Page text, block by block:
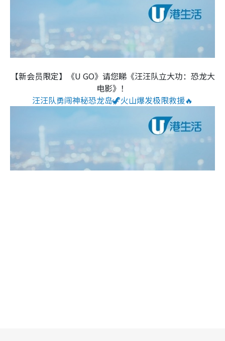
【新会员限定】《U GO》请您睇《汪汪队立大功：恐龙大
电影》！
汪汪队勇闯神秘恐龙岛🦖火山爆发极限救援🔥